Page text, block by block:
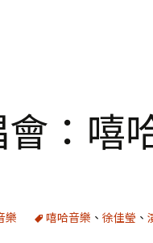
：嘻
樂 嘻哈音樂 、 徐佳瑩 、